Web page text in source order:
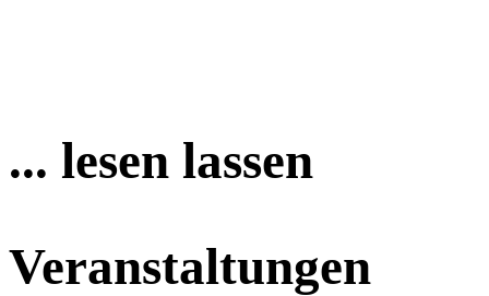
... lesen lassen
Veranstaltungen